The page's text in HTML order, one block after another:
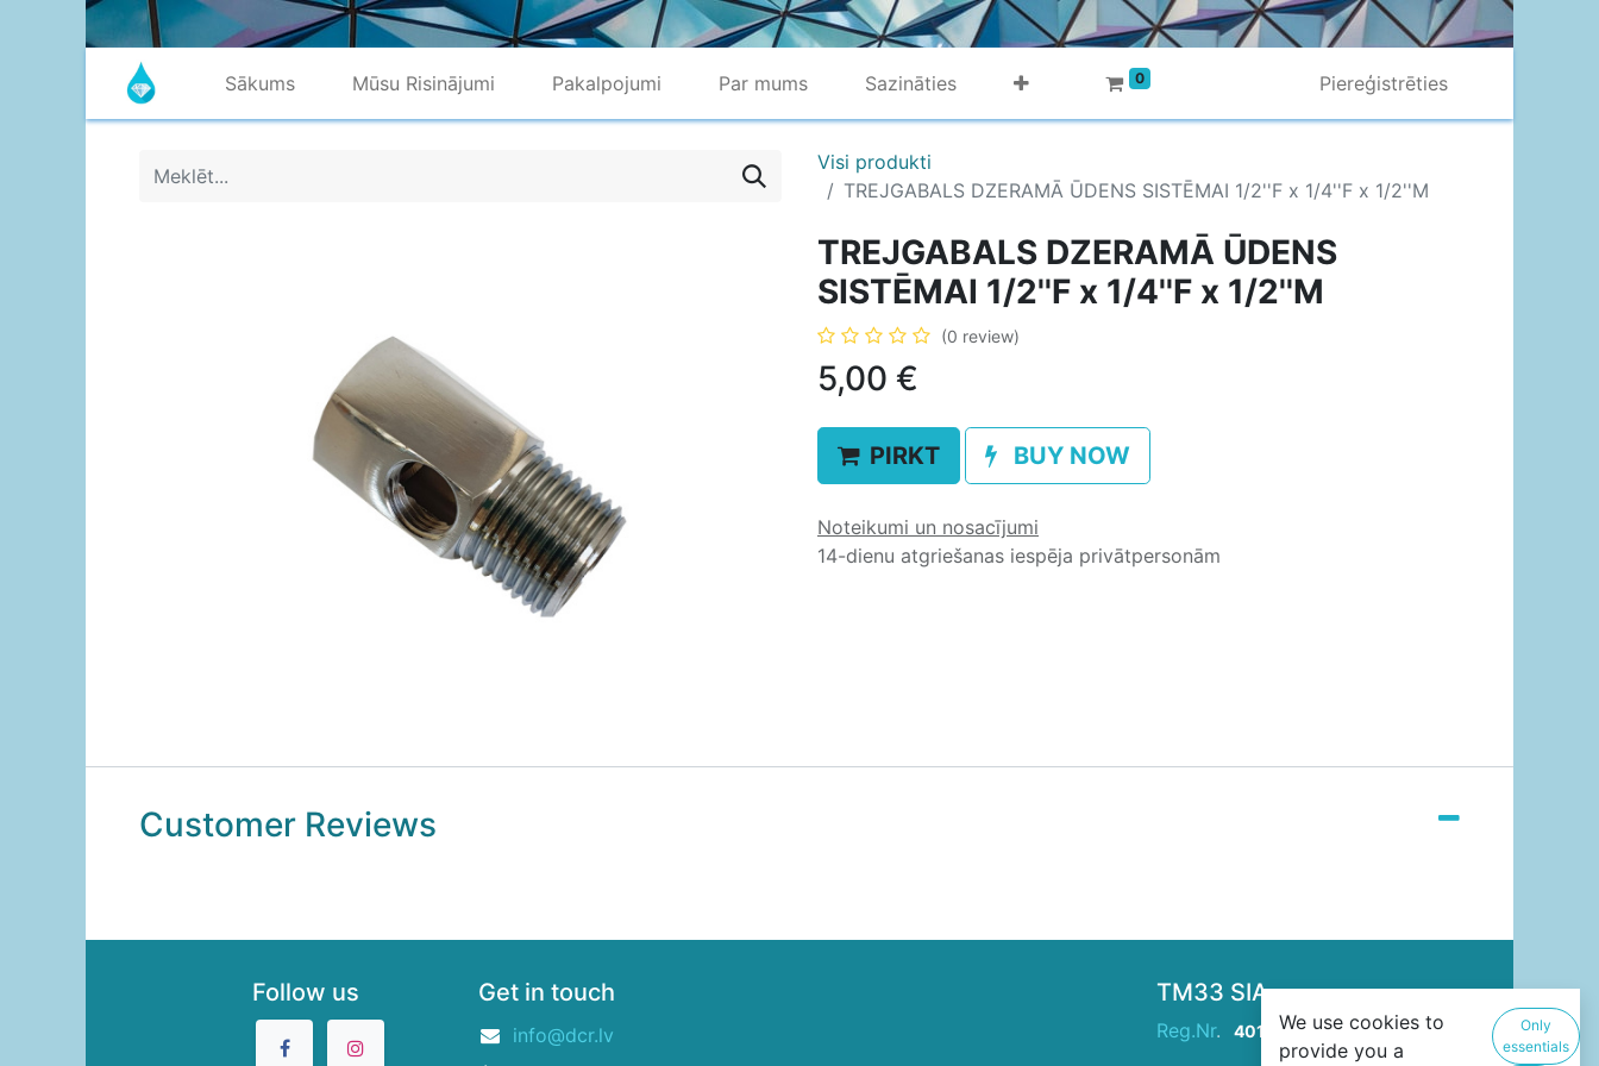
Sākums Mūsu Risinājumi Pakalpojumi Par mums Sazināties 0 Piereģistrēties
Visi produkti
TREJGABALS DZERAMĀ ŪDENS SISTĒMAI 1/2''F x 1/4''F x 1/2''M
TREJGABALS DZERAMĀ ŪDENS
SISTĒMAI 1/2''F x 1/4''F x 1/2''M
(0 review)
5,00 €
PIRKT BUY NOW
Noteikumi un nosacījumi
14-dienu atgriešanas iespēja privātpersonām
Customer Reviews
Follow us Get in touch
info@dcr.lv
TM33 SIA
Reg.Nr. 40103946229
We use cookies to
provide you a
Only
essentials